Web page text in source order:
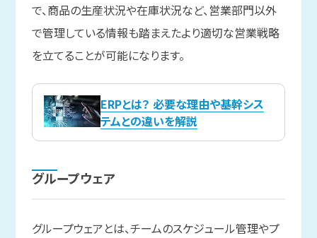
で、商品の生産状況や在庫状況など、営業部門以外
で管理している情報も踏まえたより適切な営業戦略
を立てることが可能になります。
ERPとは？ 必要な理由や基幹シス
テムとの違いを解説
グループウェア
グループウェアとは、チームのスケジュール管理やプ